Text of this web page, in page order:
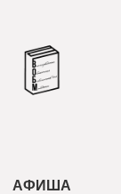
АФИША